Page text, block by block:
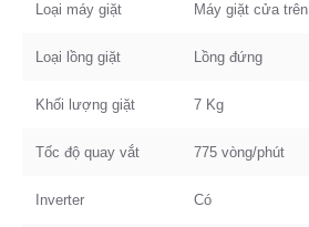
Loại máy giặt Máy giặt cửa trên
Loại lồng giặt Lồng đứng
Khối lượng giặt 7 Kg
Tốc độ quay vắt 775 vòng/phút
Inverter Có